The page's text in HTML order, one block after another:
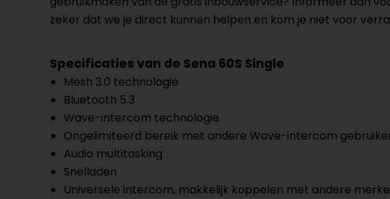
zeker dat we je direct kunnen helpen en kom je niet voor
Specificaties van de Sena 60S Single
Mesh 3.0 technologie
Bluetooth 5.3
Wave-intercom technologie
Ongelimiteerd bereik met andere Wave-intercom
Audio multitasking
Snelladen
Universele intercom, makkelijk koppelen met andere